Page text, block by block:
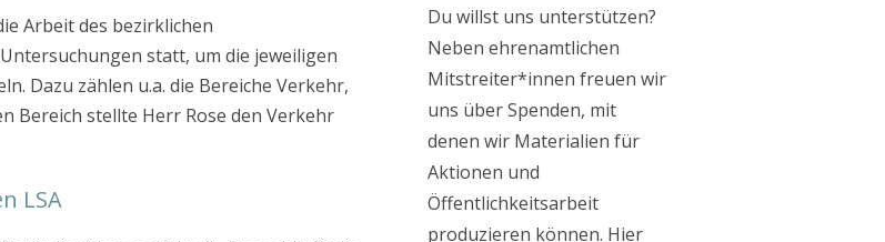
Arbeit des bezirklichen
statt, um die jeweiligen
Dazu zählen u.a. die Bereiche Verkehr,
Bereich stellte Herr Rose den Verkehr
LSA
Du willst uns unterstützen?
Neben ehrenamtlichen
Mitstreiter*innen freuen wir
uns über Spenden, mit
denen wir Materialien für
Aktionen und
Öffentlichkeitsarbeit
produzieren können. Hier